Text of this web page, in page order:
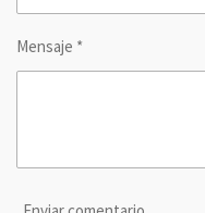
Mensaje *